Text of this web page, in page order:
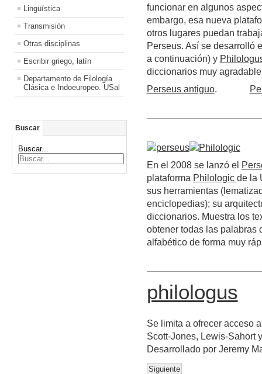
Lingüística
Transmisión
Otras disciplinas
Escribir griego, latín
Departamento de Filología
Clásica e Indoeuropeo. USal
Buscar
Buscar...
funcionar en algunos
embargo, esa nueva
otros lugares puedan
Perseus. Así se desarrolló
a continuación) y
diccionarios muy
Perseus antiguo.
En el 2008 se lanzó el
plataforma Philologic de la
sus herramientas
enciclopedias); su
diccionarios. Muestra los
obtener todas las palabras
alfabético de forma muy
philologus
Se limita a ofrecer acceso
Scott-Jones, Lewis-Sahort
Desarrollado por Jeremy
Siguiente